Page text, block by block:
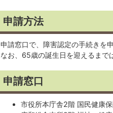
申請方法
申請窓口で、障害認定の手続きを
なお、65歳の誕生日を迎えるまで
申請窓口
市役所本庁舎2階 国民健康